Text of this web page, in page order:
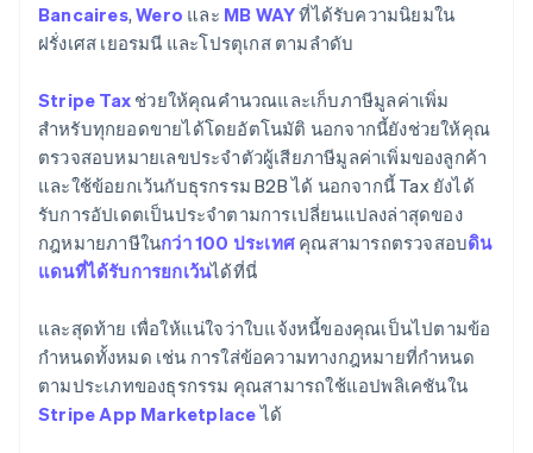
Bancaires,Wero และ MB WAYที่ได้รับความนิยมใน
ฝรั่งเศส เยอรมนี และโปรตุเกส ตามลำดับ
Stripe Tax ช่วยให้คุณคำนวณและเก็บภาษีมูลค่าเพิ่ม
สำหรับทุกยอดขายได้โดยอัตโนมัติ นอกจากนี้ยังช่วยให้คุณ
ตรวจสอบหมายเลขประจำตัวผู้เสียภาษีมูลค่าเพิ่มของลูกค้า
และใช้ข้อยกเว้นกับธุรกรรม B2B ได้ นอกจากนี้ Tax ยังได้
รับการอัปเดตเป็นประจำตามการเปลี่ยนแปลงล่าสุดของ
กฎหมายภาษีในกว่า 100 ประเทศ คุณสามารถตรวจสอบดิน
แดนที่ได้รับการยกเว้นได้ที่นี่
และสุดท้าย เพื่อให้แน่ใจว่าใบแจ้งหนี้ของคุณเป็นไปตามข้อ
กำหนดทั้งหมด เช่น การใส่ข้อความทางกฎหมายที่กำหนด
ตามประเภทของธุรกรรม คุณสามารถใช้แอปพลิเคชันใน
Stripe App Marketplaceได้